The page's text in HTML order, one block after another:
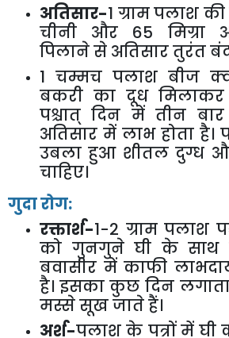
अतिसार-1 ग्राम पलाश
चीनी और 65 मिग्रा
पिलाने से अतिसार तुरंत बंद
1 चम्मच पलाश बीज
बकरी का दूध
पश्चात् दिन में तीन
अतिसार में लाभ होता
उबला हुआ शीतल दुग्ध
चाहिए।
गुदा रोग:
रक्तार्श-1-2 ग्राम पलाश
को गुनगुने घी के साथ
बवासीर में काफी
है। इसका कुछ दिन
मस्से सूख जाते हैं।
अर्श-पलाश के पत्रों में